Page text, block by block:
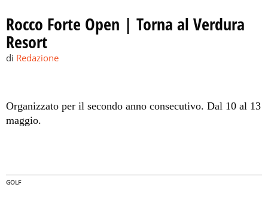
Rocco Forte Open | Torna al Verdura
Resort
di Redazione
Organizzato per il secondo anno consecutivo. Dal 10 al 13
maggio.
GOLF